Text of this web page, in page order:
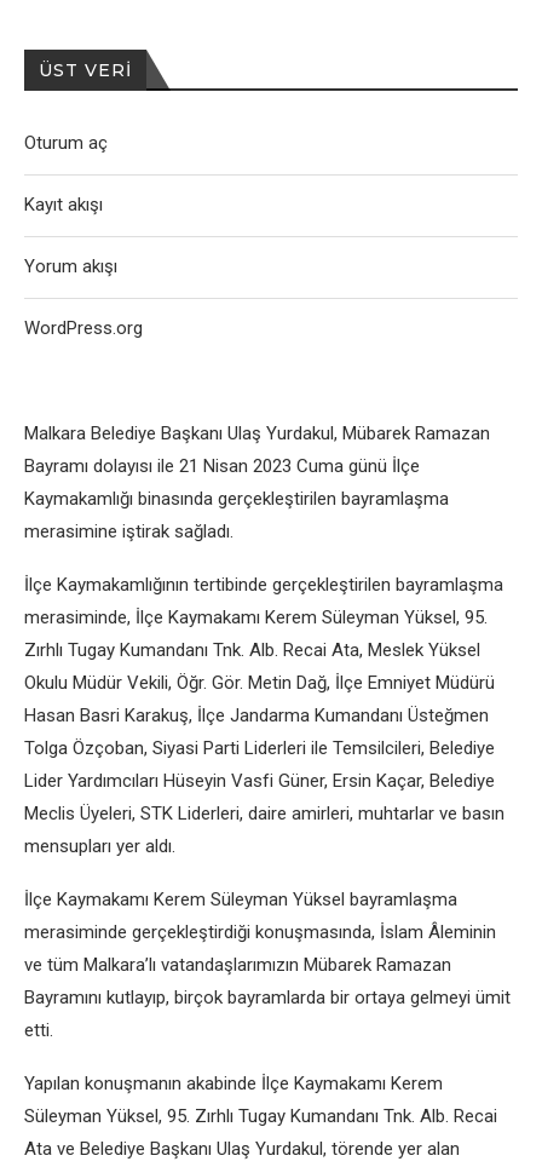
Malkara Belediye Başkanı Ulaş Yurdakul, Mübarek Ramazan
Bayramı dolayısı ile 21 Nisan 2023 Cuma günü İlçe
Kaymakamlığı binasında gerçekleştirilen bayramlaşma
merasimine iştirak sağladı.
İlçe Kaymakamlığının tertibinde gerçekleştirilen bayramlaşma
merasiminde, İlçe Kaymakamı Kerem Süleyman Yüksel, 95.
Zırhlı Tugay Kumandanı Tnk. Alb. Recai Ata, Meslek Yüksel
Okulu Müdür Vekili, Öğr. Gör. Metin Dağ, İlçe Emniyet Müdürü
Hasan Basri Karakuş, İlçe Jandarma Kumandanı Üsteğmen
Tolga Özçoban, Siyasi Parti Liderleri ile Temsilcileri, Belediye
Lider Yardımcıları Hüseyin Vasfi Güner, Ersin Kaçar, Belediye
Meclis Üyeleri, STK Liderleri, daire amirleri, muhtarlar ve basın
mensupları yer aldı.
İlçe Kaymakamı Kerem Süleyman Yüksel bayramlaşma
merasiminde gerçekleştirdiği konuşmasında, İslam Âleminin
ve tüm Malkara’lı vatandaşlarımızın Mübarek Ramazan
Bayramını kutlayıp, birçok bayramlarda bir ortaya gelmeyi ümit
etti.
Yapılan konuşmanın akabinde İlçe Kaymakamı Kerem
Süleyman Yüksel, 95. Zırhlı Tugay Kumandanı Tnk. Alb. Recai
Ata ve Belediye Başkanı Ulaş Yurdakul, törende yer alan
ÜST VERI
Oturum aç
Kayıt akışı
Yorum akışı
WordPress.org